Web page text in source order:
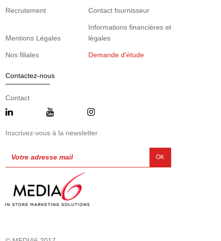
Recrutement Contact fournisseur
Mentions Légales
Informations financières et
légales
Nos filiales Demande d'étude
Contactez-nous
Contact
Inscrivez-vous à la newsletter
OK